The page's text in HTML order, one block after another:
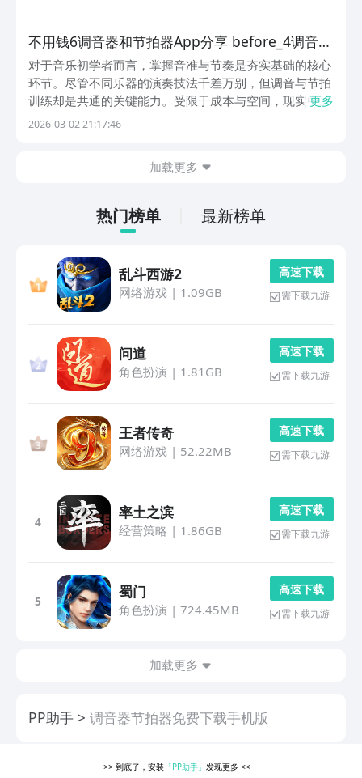
不用钱6调音器和节拍器App分享 before_4调音器
与节拍器安卓APP下载安装指南
对于音乐初学者而言，掌握音准与节奏是夯实基础的核心
环节。尽管不同乐器的演奏技法千差万别，但调音与节拍
训练却是共通的关键能力。受限于成本与空间，现实中难
以逐一购置各类主流乐器；而借助智能手机，即可随时调
更多
2026-03-02 21:17:46
加载更多
热门榜单 最新榜单
乱斗西游2
网络游戏| 1.09GB
高 速 下 载
需下载九游
问道
角色扮演 | 1.81GB
高 速 下 载
需下载九游
王者传奇
网络游戏| 52.22MB
高 速 下 载
需下载九游
4
率土之滨
经营策略 | 1.86GB
高 速 下 载
需下载九游
5
蜀门
角色扮演 | 724.45MB
高 速 下 载
需下载九游
加载更多
PP助手 调音器节拍器免费下载手机版
>> 到底了，安装 「PP助手」发现更多<<